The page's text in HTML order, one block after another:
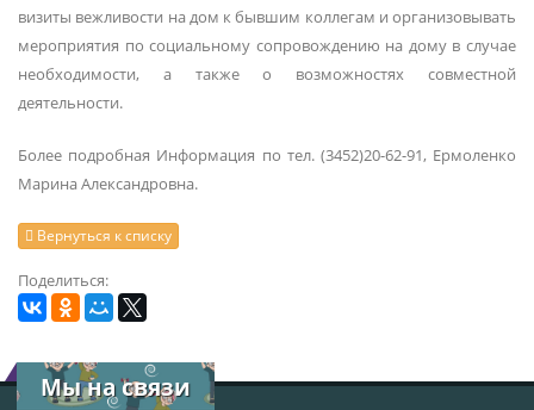
визиты вежливости на дом к бывшим коллегам и организовывать
мероприятия по социальному сопровождению на дому в случае
необходимости, а также о возможностях совместной
деятельности.
Более подробная Информация по тел. (3452)20-62-91, Ермоленко
Марина Александровна.
Вернуться к списку
Поделиться:
Мы на связи